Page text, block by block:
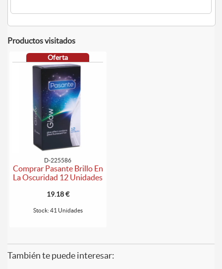
Productos visitados
Oferta
D-225586
Comprar Pasante Brillo En
La Oscuridad 12 Unidades
19.18 €
Stock: 41 Unidades
También te puede interesar: